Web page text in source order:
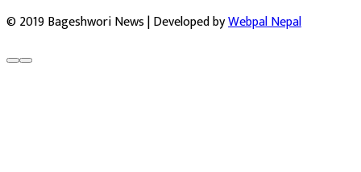
© 2019 Bageshwori News | Developed byWebpal Nepal